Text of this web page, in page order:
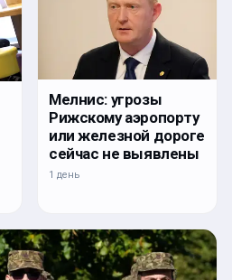
Мелнис: угрозы
Рижскому аэропорту
или железной дороге
сейчас не выявлены
1 день